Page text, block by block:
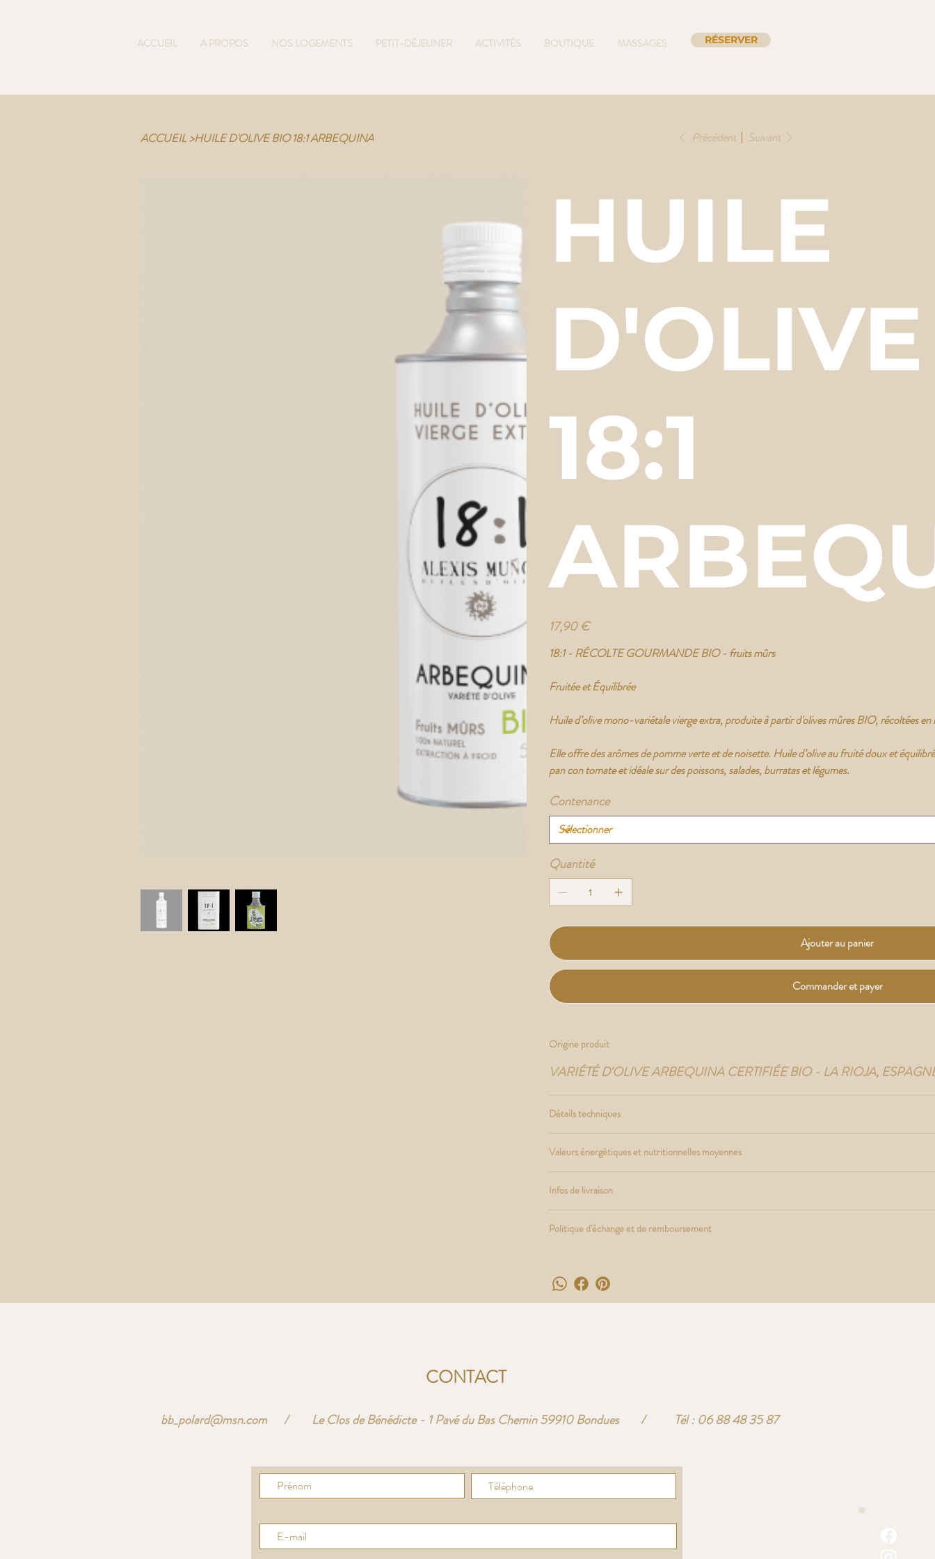
ACCUEIL A PROPOS NOS LOGEMENTS PETIT-DÉJEUNER ACTIVITÉS BOUTIQUE MASSAGES RÉSERVER
ACCUEIL>HUILE D'OLIVE BIO 18:1 ARBEQUINA Précédent Suivant
HUILE
18:1
Prix
17,90 €
18:1 - RÉCOLTE GOURMANDE BIO - fruits mûrs
Fruitée et Équilibrée
Huile d’olive mono-variétale vierge extra, produite à partir d'olives mûres BIO, récoltées
Elle offre des arômes de pomme verte et de noisette. Huile d’olive au fruité doux et
pan con tomate et idéale sur des poissons, salades, burratas et légumes.
Contenance
Quantité
Ajouter au panier
Commander et payer
Origine produit
VARIÉTÉ D'OLIVE ARBEQUINA CERTIFIÉE BIO - LA RIOJA,
Détails techniques
Valeurs énergétiques et nutritionnelles moyennes
Infos de livraison
Politique d'échange et de remboursement
CONTACT
Tél : 06 88 48 35 87
bb_polard@msn.com Le Clos de Bénédicte - 1 Pavé du Bas Chemin 59910 Bondues
/ /